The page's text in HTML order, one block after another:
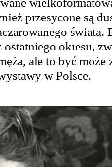
przesycone są
świata.
okresu,
ale to być
w Polsce.